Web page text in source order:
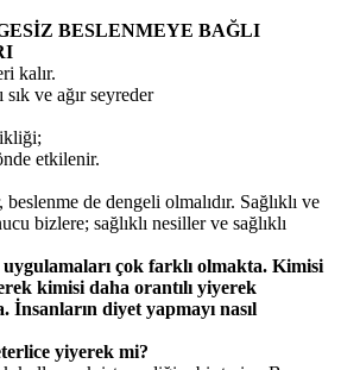
BESLENMEYE BAĞLI
kalır.
ve ağır seyreder
etkilenir.
de dengeli olmalıdır. Sağlıklı ve
bizlere; sağlıklı nesiller ve sağlıklı
uygulamaları çok farklı olmakta. Kimisi
kimisi daha orantılı yiyerek
İnsanların diyet yapmayı nasıl
yiyerek mi?